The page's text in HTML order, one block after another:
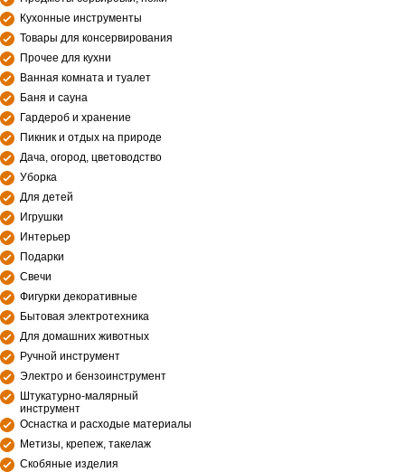
Кухонные инструменты
Товары для консервирования
Прочее для кухни
Ванная комната и туалет
Баня и сауна
Гардероб и хранение
Пикник и отдых на природе
Дача, огород, цветоводство
Уборка
Для детей
Игрушки
Интерьер
Подарки
Свечи
Фигурки декоративные
Бытовая электротехника
Для домашних животных
Ручной инструмент
Электро и бензоинструмент
Штукатурно-малярный
инструмент
Оснастка и расходые материалы
Метизы, крепеж, такелаж
Скобяные изделия